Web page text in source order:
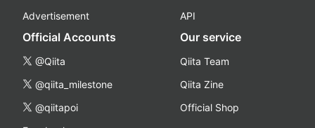
Advertisement
API
Official Accounts
@Qiita
@qiita_milestone
@qiitapoi
Our service
Qiita Team
Qiita Zine
Official Shop